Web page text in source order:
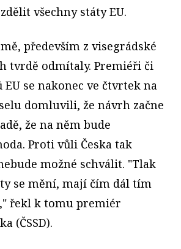
všechny státy EU.
především z visegrádské
tvrdě odmítaly. Premiéři či
se nakonec ve čtvrtek na
domluvili, že návrh začne
že na něm bude
Proti vůli Česka tak
možné schválit. "Tlak
se mění, mají čím dál tím
řekl k tomu premiér
(ČSSD).